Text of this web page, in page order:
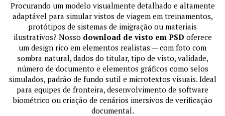
Procurando um modelo visualmente detalhado e altamente
adaptável para simular vistos de viagem em treinamentos,
protótipos de sistemas de imigração ou materiais
ilustrativos? Nosso download de visto em PSD oferece
um design rico em elementos realistas — com foto com
sombra natural, dados do titular, tipo de visto, validade,
número de documento e elementos gráficos como selos
simulados, padrão de fundo sutil e microtextos visuais. Ideal
para equipes de fronteira, desenvolvimento de software
biométrico ou criação de cenários imersivos de verificação
documental.